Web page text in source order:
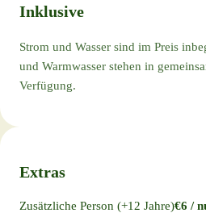
Inklusive
Strom und Wasser sind im Preis
und Warmwasser stehen in
Verfügung.
Extras
Zusätzliche Person (+12 Jahre)€6 /